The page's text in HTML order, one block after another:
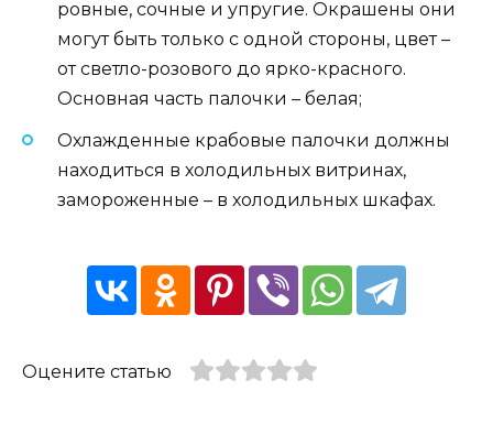
ровные, сочные и упругие. Окрашены они
могут быть только с одной стороны, цвет –
от светло-розового до ярко-красного.
Основная часть палочки – белая;
Охлажденные крабовые палочки должны
находиться в холодильных витринах,
замороженные – в холодильных шкафах.
Оцените статью